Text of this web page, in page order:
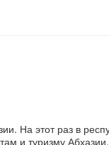
На этот раз в
и туризму Абхазии.